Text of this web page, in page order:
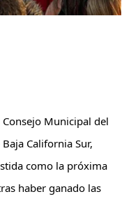
Municipal del
California Sur,
como la próxima
haber ganado las